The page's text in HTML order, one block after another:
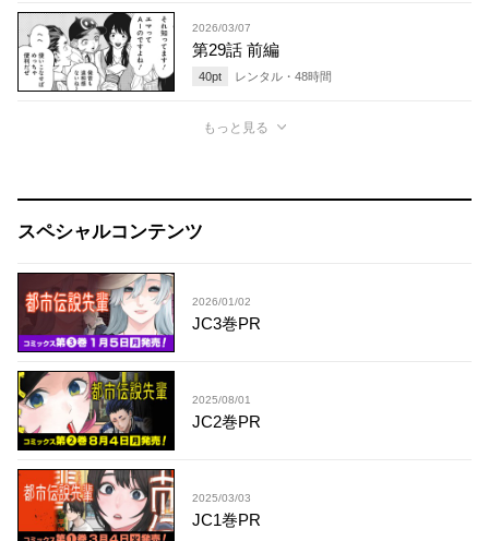
2026/03/07
第29話 前編
40pt レンタル・ 48時間
もっと見る
スペシャルコンテンツ
2026/01/02
JC3巻PR
2025/08/01
JC2巻PR
2025/03/03
JC1巻PR